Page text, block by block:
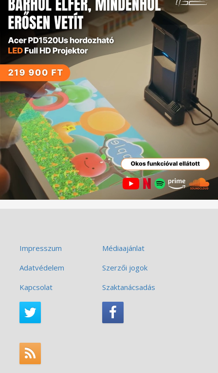
Impresszum
Médiaajánlat
Adatvédelem
Szerzői jogok
Kapcsolat
Szaktanácsadás